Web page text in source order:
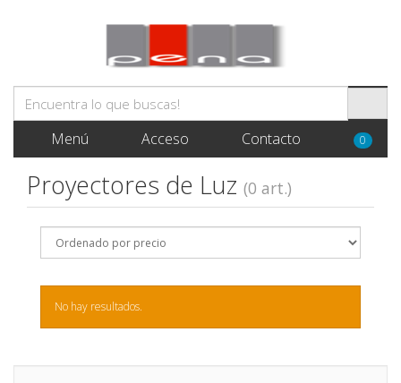
Menú Acceso Contacto 0
Proyectores de Luz (0 art.)
No hay resultados.